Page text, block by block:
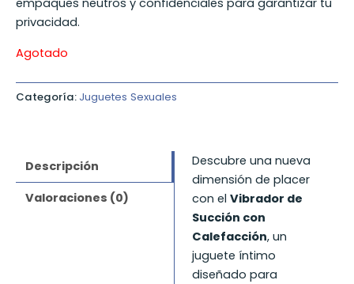
empaques neutros y confidenciales para garantizar tu
privacidad.
Agotado
Categoría: Juguetes Sexuales
Descripción
Valoraciones (0)
Descubre una nueva
dimensión de placer
con el Vibrador de
Succión con
Calefacción, un
juguete íntimo
diseñado para